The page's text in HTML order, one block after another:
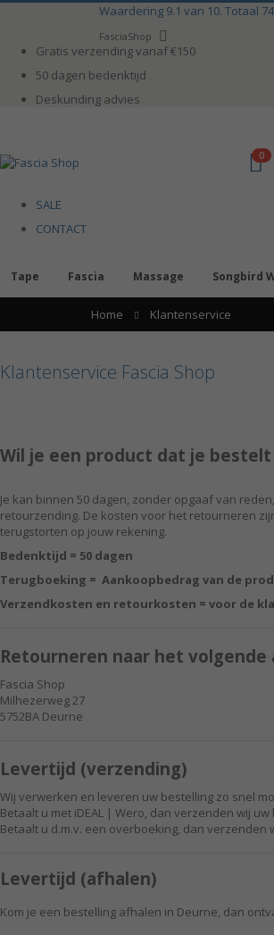
inhoud
Waardering 9.1 van 10. Totaal
Taal
FasciaShop
Gratis verzending vanaf €150
50 dagen bedenktijd
Deskunding advies
0
SALE
CONTACT
Tape Fascia Massage Songbird
Home Klantenservice
Klantenservice Fascia Shop
Wil je een product dat je
Je kan binnen 50 dagen, zonder opgaaf van
retourzending. De kosten voor het retourneren
terugstorten op jouw rekening.
Bedenktijd = 50 dagen
Terugboeking = Aankoopbedrag van de
Verzendkosten en retourkosten = voor de
Retourneren naar het volgende
Fascia Shop
Milhezerweg 27
5752BA Deurne
Levertijd (verzending)
Wij verwerken en leveren uw bestelling zo snel
Betaalt u met iDEAL | Wero, dan verzenden wij
Betaalt u d.m.v. een overboeking, dan
Levertijd (afhalen)
Kom je een bestelling afhalen in Deurne, dan